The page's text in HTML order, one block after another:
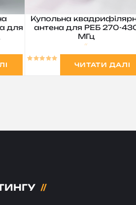
для
Купольна
антена для РЕБ 270-
МГц
ЧИТАТИ ДАЛІ